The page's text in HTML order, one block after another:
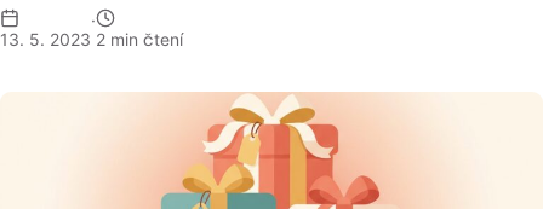
13. 5. 2023
·
2 min čtení